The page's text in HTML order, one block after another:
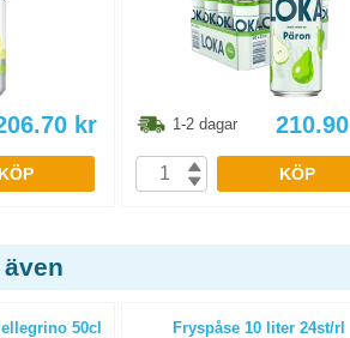
kr
KÖP
1-2 dagar 210.90
KÖP
50cl Fryspåse 10 liter 24st/rl